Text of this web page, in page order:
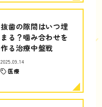
抜歯の隙間はいつ埋
まる？噛み合わせを
作る治療中盤戦
2025.09.14
医療